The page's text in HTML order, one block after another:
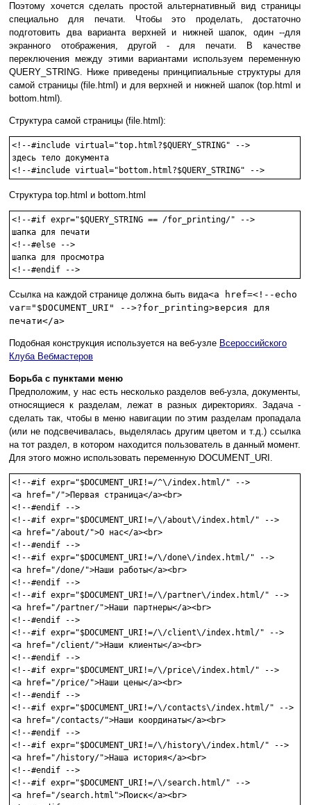
Поэтому хочется сделать простой альтернативный вид страницы
специально для печати. Чтобы это проделать, достаточно
подготовить два варианта верхней и нижней шапок, один --для
экранного отображения, другой - для печати. В качестве
переключения между этими вариантами используем переменную
QUERY_STRING. Ниже приведены принципиальные структуры для
самой страницы (file.html) и для верхней и нижней шапок (top.html и
bottom.html).
Структура самой страницы (file.html):
<!--#include virtual="top.html?$QUERY_STRING" -->
здесь тело документа
<!--#include virtual="bottom.html?$QUERY_STRING" -->
Структура top.html и bottom.html
<!--#if expr="$QUERY_STRING == /for_printing/" -->
шапка для печати
<!--#else -->
шапка для просмотра
<!--#endif -->
Ссылка на каждой странице должна быть вида<a href=<!--echo
var="$DOCUMENT_URI" -->?for_printing>версия для
печати</a>
Подобная конструкция используется на веб-узле Всероссийского
Клуба Вебмастеров
Борьба с пунктами меню
Предположим, у нас есть несколько разделов веб-узла, документы,
относящиеся к разделам, лежат в разных директориях. Задача -
сделать так, чтобы в меню навигации по этим разделам пропадала
(или не подсвечивалась, выделялась другим цветом и т.д.) ссылка
на тот раздел, в котором находится пользователь в данный момент.
Для этого можно использовать переменную DOCUMENT_URI.
<!--#if expr="$DOCUMENT_URI!=/^\/index.html/" -->
<a href="/">Первая страница</a><br>
<!--#endif -->
<!--#if expr="$DOCUMENT_URI!=/\/about\/index.html/" -->
<a href="/about/">О нас</a><br>
<!--#endif -->
<!--#if expr="$DOCUMENT_URI!=/\/done\/index.html/" -->
<a href="/done/">Наши работы</a><br>
<!--#endif -->
<!--#if expr="$DOCUMENT_URI!=/\/partner\/index.html/" -->
<a href="/partner/">Наши партнеры</a><br>
<!--#endif -->
<!--#if expr="$DOCUMENT_URI!=/\/client\/index.html/" -->
<a href="/client/">Наши клиенты</a><br>
<!--#endif -->
<!--#if expr="$DOCUMENT_URI!=/\/price\/index.html/" -->
<a href="/price/">Наши цены</a><br>
<!--#endif -->
<!--#if expr="$DOCUMENT_URI!=/\/contacts\/index.html/" -->
<a href="/contacts/">Наши координаты</a><br>
<!--#endif -->
<!--#if expr="$DOCUMENT_URI!=/\/history\/index.html/" -->
<a href="/history/">Наша история</a><br>
<!--#endif -->
<!--#if expr="$DOCUMENT_URI!=/\/search.html/" -->
<a href="/search.html">Поиск</a><br>